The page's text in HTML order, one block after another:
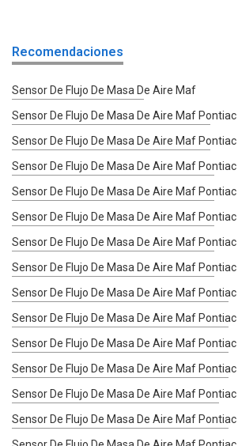
Recomendaciones
Sensor De Flujo De Masa De Aire Maf
Sensor De Flujo De Masa De Aire Maf
Sensor De Flujo De Masa De Aire Maf
Sensor De Flujo De Masa De Aire Maf
Sensor De Flujo De Masa De Aire Maf
Sensor De Flujo De Masa De Aire Maf
Sensor De Flujo De Masa De Aire Maf
Sensor De Flujo De Masa De Aire Maf
Sensor De Flujo De Masa De Aire Maf
Sensor De Flujo De Masa De Aire Maf
Sensor De Flujo De Masa De Aire Maf
Sensor De Flujo De Masa De Aire Maf
Sensor De Flujo De Masa De Aire Maf
Sensor De Flujo De Masa De Aire Maf